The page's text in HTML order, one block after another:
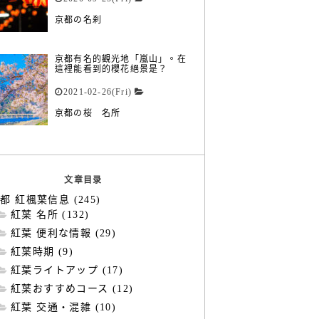
京都の名刹
京都有名的觀光地「嵐山」。在
這裡能看到的櫻花絕景是？
2021-02-26(Fri)
京都の桜 名所
文章目录
紅楓葉信息 (245)
紅葉 名所 (132)
紅葉 便利な情報 (29)
紅葉時期 (9)
紅葉ライトアップ (17)
紅葉おすすめコース (12)
紅葉 交通・混雑 (10)